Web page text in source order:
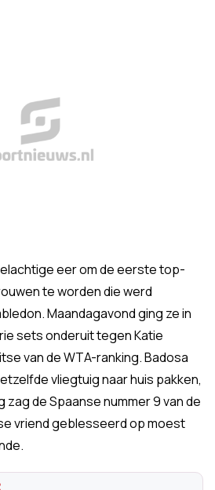
eer om de eerste top-
te worden die werd
Maandagavond ging ze in
sets onderuit tegen Katie
van de WTA-ranking. Badosa
vliegtuig naar huis pakken,
de Spaanse nummer 9 van de
vriend geblesseerd op moest